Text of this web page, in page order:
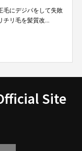
なしで染めたブルーア
ラーを明るさ別...
Site